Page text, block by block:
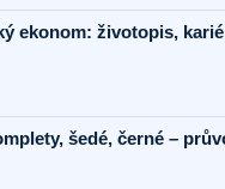
ekonom: životopis,
šedé, černé –